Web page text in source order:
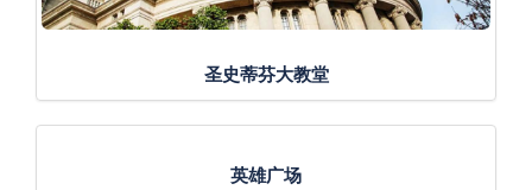
圣史蒂芬大教堂
英雄广场